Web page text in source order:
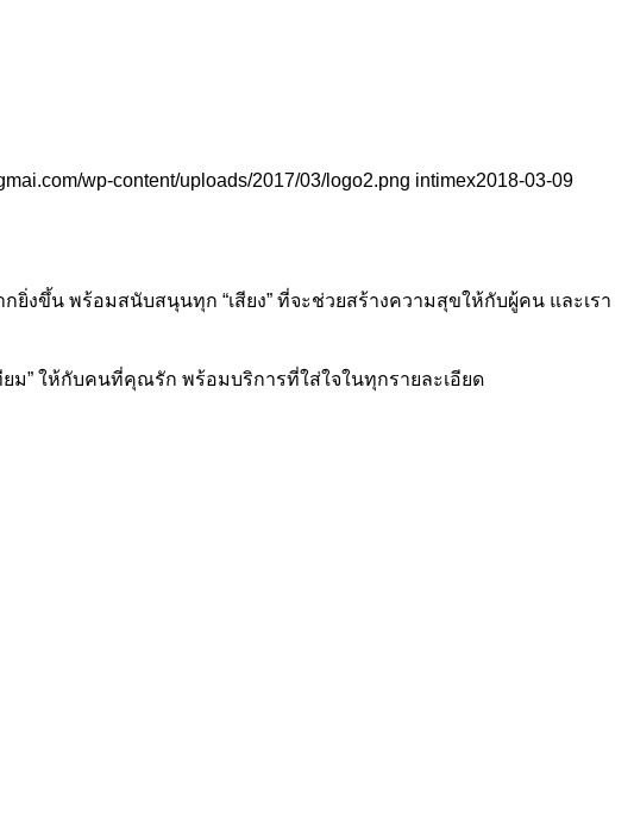
wp-content/uploads/2017/03/logo2.png intimex2018-03-09
ยิ่งขึ้น พร้อมสนับสนุนทุก “เสียง” ที่จะช่วยสร้างความสุขให้กับผู้คน และเรา
ม” ให้กับคนที่คุณรัก พร้อมบริการที่ใส่ใจในทุกรายละเอียด